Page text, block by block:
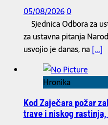
05/08/20260
Sjednica Odbora za
za ustavna pitanja
usvojio je danas, na[...]
Hronika
Kod Zaječara požar
trave i niskog rastinja,